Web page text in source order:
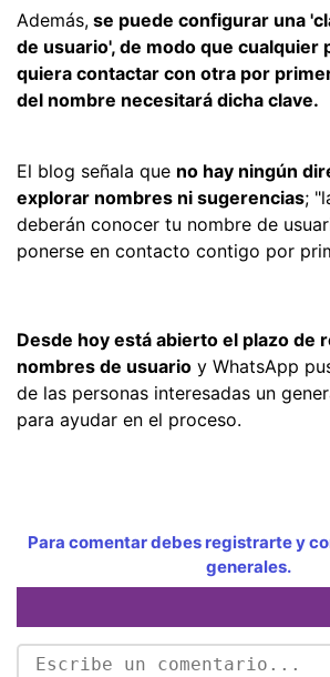
Además, se puede configurar una
de usuario', de modo que cualquier
quiera contactar con otra por
del nombre necesitará dicha clave.
El blog señala que no hay ningún
explorar nombres ni sugerencias;
deberán conocer tu nombre de
ponerse en contacto contigo por
Desde hoy está abierto el plazo de
nombres de usuario y WhatsApp
de las personas interesadas un
para ayudar en el proceso.
Para comentar debes registrarte y
generales.